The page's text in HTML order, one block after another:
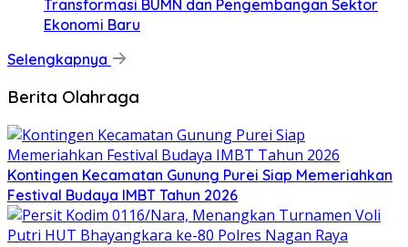
Transformasi BUMN dan Pengembangan Sektor
Ekonomi Baru
Selengkapnya
Berita Olahraga
Kontingen Kecamatan Gunung Purei Siap Memeriahkan
Festival Budaya IMBT Tahun 2026